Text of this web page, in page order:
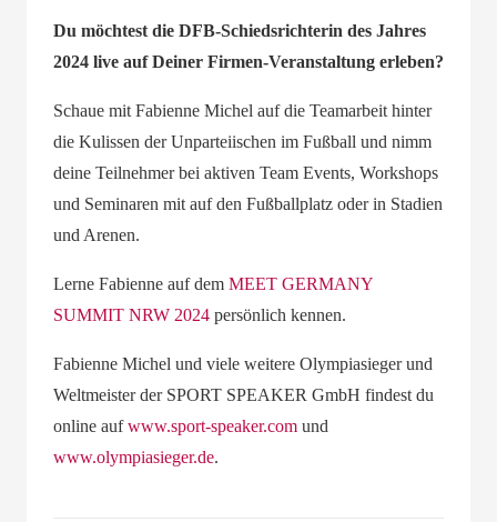
Du möchtest die DFB-Schiedsrichterin des Jahres
2024 live auf Deiner Firmen-Veranstaltung erleben?
Schaue mit Fabienne Michel auf die Teamarbeit hinter
die Kulissen der Unparteiischen im Fußball und nimm
deine Teilnehmer bei aktiven Team Events, Workshops
und Seminaren mit auf den Fußballplatz oder in Stadien
und Arenen.
Lerne Fabienne auf dem MEET GERMANY
SUMMIT NRW 2024 persönlich kennen.
Fabienne Michel und viele weitere Olympiasieger und
Weltmeister der SPORT SPEAKER GmbH findest du
online aufwww.sport-speaker.com und
www.olympiasieger.de.